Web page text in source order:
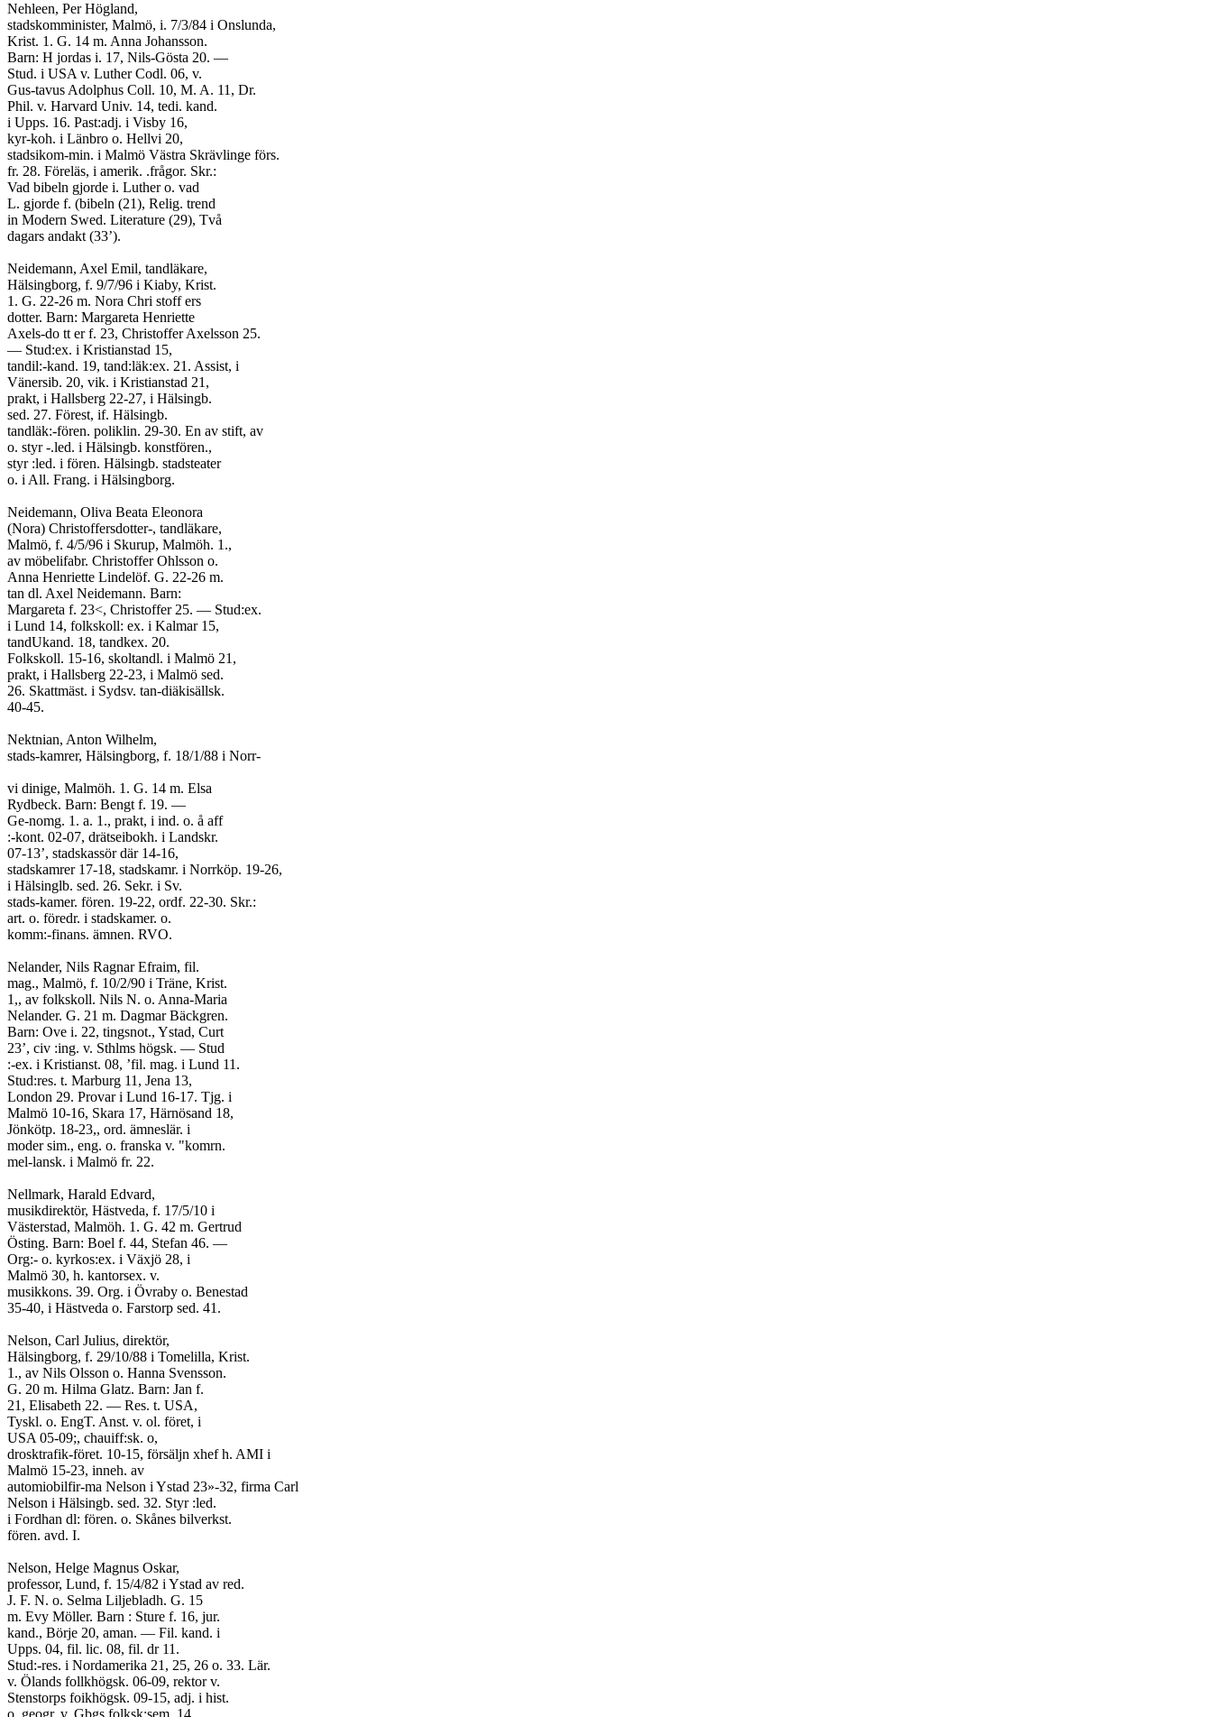
Nehleen, Per Högland,
stadskomminister, Malmö, i. 7/3/84 i Onslunda,
Krist. 1. G. 14 m. Anna Johansson.
Barn: H jordas i. 17, Nils-Gösta 20. —
Stud. i USA v. Luther Codl. 06, v.
Gus-tavus Adolphus Coll. 10, M. A. 11, Dr.
Phil. v. Harvard Univ. 14, tedi. kand.
i Upps. 16. Past:adj. i Visby 16,
kyr-koh. i Länbro o. Hellvi 20,
stadsikom-min. i Malmö Västra Skrävlinge förs.
fr. 28. Föreläs, i amerik. .frågor. Skr.:
Vad bibeln gjorde i. Luther o. vad
L. gjorde f. (bibeln (21), Relig. trend
in Modern Swed. Literature (29), Två
dagars andakt (33’).
Neidemann, Axel Emil, tandläkare,
Hälsingborg, f. 9/7/96 i Kiaby, Krist.
1. G. 22-26 m. Nora Chri stoff ers
dotter. Barn: Margareta Henriette
Axels-do tt er f. 23, Christoffer Axelsson 25.
— Stud:ex. i Kristianstad 15,
tandil:-kand. 19, tand:läk:ex. 21. Assist, i
Vänersib. 20, vik. i Kristianstad 21,
prakt, i Hallsberg 22-27, i Hälsingb.
sed. 27. Förest, if. Hälsingb.
tandläk:-fören. poliklin. 29-30. En av stift, av
o. styr -.led. i Hälsingb. konstfören.,
styr :led. i fören. Hälsingb. stadsteater
o. i All. Frang. i Hälsingborg.
Neidemann, Oliva Beata Eleonora
(Nora) Christoffersdotter-, tandläkare,
Malmö, f. 4/5/96 i Skurup, Malmöh. 1.,
av möbelifabr. Christoffer Ohlsson o.
Anna Henriette Lindelöf. G. 22-26 m.
tan dl. Axel Neidemann. Barn:
Margareta f. 23<, Christoffer 25. — Stud:ex.
i Lund 14, folkskoll: ex. i Kalmar 15,
tandUkand. 18, tandkex. 20.
Folkskoll. 15-16, skoltandl. i Malmö 21,
prakt, i Hallsberg 22-23, i Malmö sed.
26. Skattmäst. i Sydsv. tan-diäkisällsk.
40-45.
Nektnian, Anton Wilhelm,
stads-kamrer, Hälsingborg, f. 18/1/88 i Norr-
vi dinige, Malmöh. 1. G. 14 m. Elsa
Rydbeck. Barn: Bengt f. 19. —
Ge-nomg. 1. a. 1., prakt, i ind. o. å aff
:-kont. 02-07, drätseibokh. i Landskr.
07-13’, stadskassör där 14-16,
stadskamrer 17-18, stadskamr. i Norrköp. 19-26,
i Hälsinglb. sed. 26. Sekr. i Sv.
stads-kamer. fören. 19-22, ordf. 22-30. Skr.:
art. o. föredr. i stadskamer. o.
komm:-finans. ämnen. RVO.
Nelander, Nils Ragnar Efraim, fil.
mag., Malmö, f. 10/2/90 i Träne, Krist.
1,, av folkskoll. Nils N. o. Anna-Maria
Nelander. G. 21 m. Dagmar Bäckgren.
Barn: Ove i. 22, tingsnot., Ystad, Curt
23’, civ :ing. v. Sthlms högsk. — Stud
:-ex. i Kristianst. 08, ’fil. mag. i Lund 11.
Stud:res. t. Marburg 11, Jena 13,
London 29. Provar i Lund 16-17. Tjg. i
Malmö 10-16, Skara 17, Härnösand 18,
Jönkötp. 18-23,, ord. ämneslär. i
moder sim., eng. o. franska v. "komrn.
mel-lansk. i Malmö fr. 22.
Nellmark, Harald Edvard,
musikdirektör, Hästveda, f. 17/5/10 i
Västerstad, Malmöh. 1. G. 42 m. Gertrud
Östing. Barn: Boel f. 44, Stefan 46. —
Org:- o. kyrkos:ex. i Växjö 28, i
Malmö 30, h. kantorsex. v.
musikkons. 39. Org. i Övraby o. Benestad
35-40, i Hästveda o. Farstorp sed. 41.
Nelson, Carl Julius, direktör,
Hälsingborg, f. 29/10/88 i Tomelilla, Krist.
1., av Nils Olsson o. Hanna Svensson.
G. 20 m. Hilma Glatz. Barn: Jan f.
21, Elisabeth 22. — Res. t. USA,
Tyskl. o. EngT. Anst. v. ol. föret, i
USA 05-09;, chauiff:sk. o,
drosktrafik-föret. 10-15, försäljn xhef h. AMI i
Malmö 15-23, inneh. av
automiobilfir-ma Nelson i Ystad 23»-32, firma Carl
Nelson i Hälsingb. sed. 32. Styr :led.
i Fordhan dl: fören. o. Skånes bilverkst.
fören. avd. I.
Nelson, Helge Magnus Oskar,
professor, Lund, f. 15/4/82 i Ystad av red.
J. F. N. o. Selma Liljebladh. G. 15
m. Evy Möller. Barn : Sture f. 16, jur.
kand., Börje 20, aman. — Fil. kand. i
Upps. 04, fil. lic. 08, fil. dr 11.
Stud:-res. i Nordamerika 21, 25, 26 o. 33. Lär.
v. Ölands follkhögsk. 06-09, rektor v.
Stenstorps foikhögsk. 09-15, adj. i hist.
o. geogr. v. Gbgs folksk:sem. 14,